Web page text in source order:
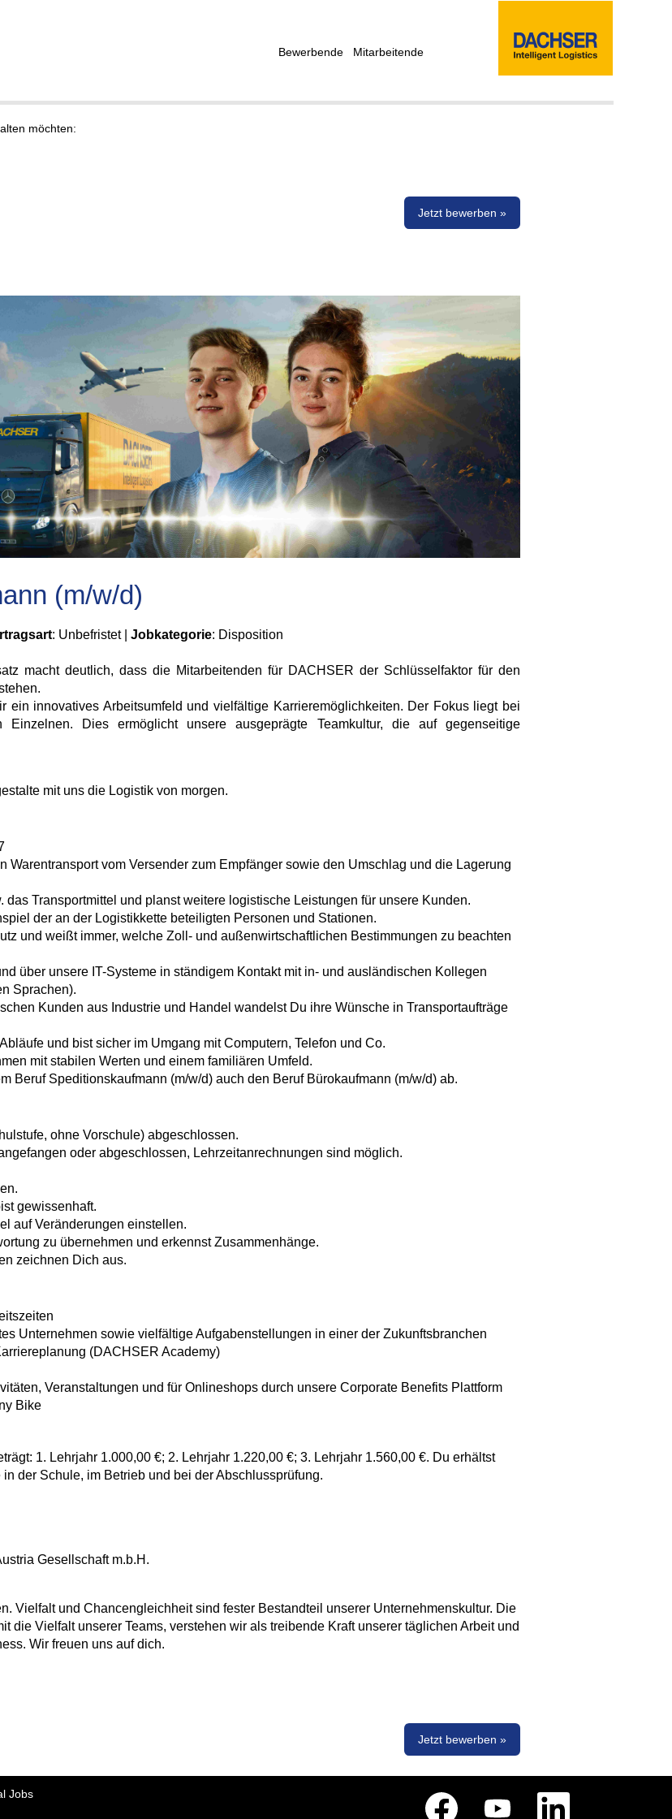
Bewerbende Mitarbeitende
möchten:
Jetzt bewerben »
(m/w/d)
: Unbefristet | Jobkategorie: Disposition
macht deutlich, dass die Mitarbeitenden für DACHSER der Schlüsselfaktor für den
ein innovatives Arbeitsumfeld und vielfältige Karrieremöglichkeiten. Der Fokus liegt bei
Dies ermöglicht unsere ausgeprägte Teamkultur, die auf gegenseitige
mit uns die Logistik von morgen.
Warentransport vom Versender zum Empfänger sowie den Umschlag und die Lagerung
das Transportmittel und planst weitere logistische Leistungen für unsere Kunden.
der an der Logistikkette beteiligten Personen und Stationen.
und weißt immer, welche Zoll- und außenwirtschaftlichen Bestimmungen zu beachten
über unsere IT-Systeme in ständigem Kontakt mit in- und ausländischen Kollegen
Sprachen).
Kunden aus Industrie und Handel wandelst Du ihre Wünsche in Transportaufträge
und bist sicher im Umgang mit Computern, Telefon und Co.
mit stabilen Werten und einem familiären Umfeld.
Beruf Speditionskaufmann (m/w/d) auch den Beruf Bürokaufmann (m/w/d) ab.
ohne Vorschule) abgeschlossen.
oder abgeschlossen, Lehrzeitanrechnungen sind möglich.
gewissenhaft.
auf Veränderungen einstellen.
zu übernehmen und erkennst Zusammenhänge.
zeichnen Dich aus.
Unternehmen sowie vielfältige Aufgabenstellungen in einer der Zukunftsbranchen
(DACHSER Academy)
Veranstaltungen und für Onlineshops durch unsere Corporate Benefits Plattform
Bike
1. Lehrjahr 1.000,00 €; 2. Lehrjahr 1.220,00 €; 3. Lehrjahr 1.560,00 €. Du erhältst
der Schule, im Betrieb und bei der Abschlussprüfung.
Gesellschaft m.b.H.
Vielfalt und Chancengleichheit sind fester Bestandteil unserer Unternehmenskultur. Die
die Vielfalt unserer Teams, verstehen wir als treibende Kraft unserer täglichen Arbeit und
Wir freuen uns auf dich.
Jetzt bewerben »
Jobs
W
W